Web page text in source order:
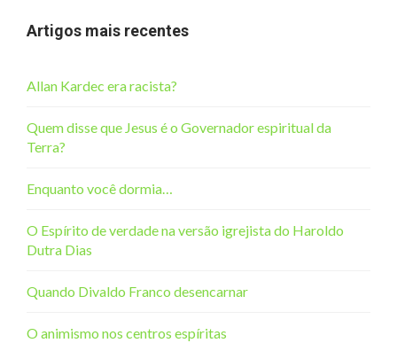
Artigos mais recentes
Allan Kardec era racista?
Quem disse que Jesus é o Governador espiritual da
Terra?
Enquanto você dormia…
O Espírito de verdade na versão igrejista do Haroldo
Dutra Dias
Quando Divaldo Franco desencarnar
O animismo nos centros espíritas